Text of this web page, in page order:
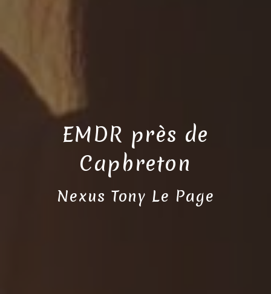
EMDR près de
Capbreton
Nexus Tony Le Page